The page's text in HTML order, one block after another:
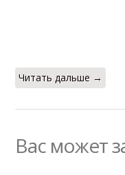
Читать дальше →
Вас может